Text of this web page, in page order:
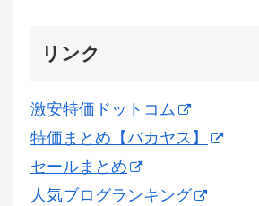
リンク
激安特価ドットコム
特価まとめ【バカヤス】
セールまとめ
人気ブログランキング